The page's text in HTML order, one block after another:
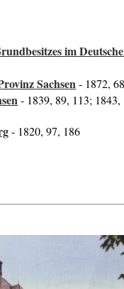
im
Sachsen- 1872,
- 1839, 89, 113; 1843,
- 1820, 97, 186